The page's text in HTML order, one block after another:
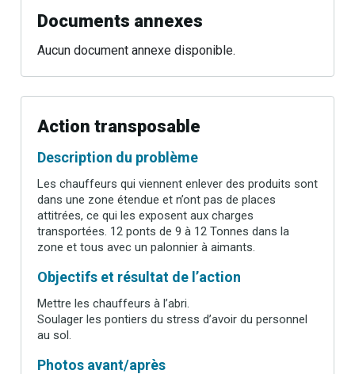
Documents annexes
Aucun document annexe disponible.
Action transposable
Description du problème
Les chauffeurs qui viennent enlever des produits sont
dans une zone étendue et n’ont pas de places
attitrées, ce qui les exposent aux charges
transportées. 12 ponts de 9 à 12 Tonnes dans la
zone et tous avec un palonnier à aimants.
Objectifs et résultat de l’action
Mettre les chauffeurs à l’abri.
Soulager les pontiers du stress d’avoir du personnel
au sol.
Photos avant/après